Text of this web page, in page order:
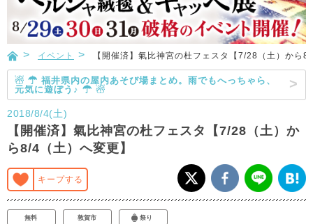
イベント 【開催済】氣比神宮の杜フェスタ【7/28（土）から
☃ ☂ 福井県内の屋内あそび場まとめ。雨でもへっちゃら、
元気に遊ぼう♪ ☂ ☃
2018/8/4(土)
【開催済】氣比神宮の杜フェスタ【7/28（土）か
ら8/4（土）へ変更】
キープする
無料 敦賀市 祭り